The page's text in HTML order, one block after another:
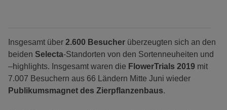
Insgesamt über 2.600 Besucher überzeugten sich an den
beiden Selecta-Standorten von den Sortenneuheiten und
–highlights. Insgesamt waren die FlowerTrials 2019 mit
7.007 Besuchern aus 66 Ländern Mitte Juni wieder
Publikumsmagnet des Zierpflanzenbaus.